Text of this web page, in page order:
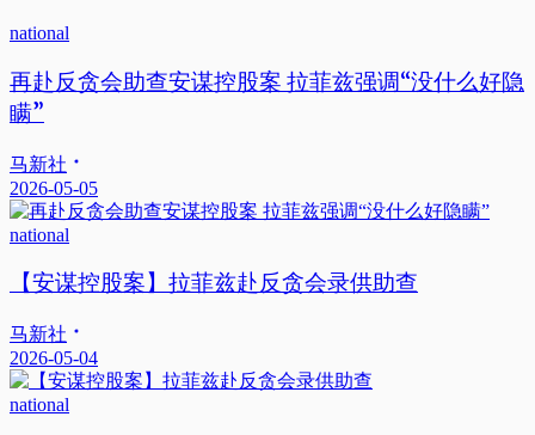
national
再赴反贪会助查安谋控股案 拉菲兹强调“没什么好隐
瞒”
马新社
2026-05-05
national
【安谋控股案】拉菲兹赴反贪会录供助查
马新社
2026-05-04
national